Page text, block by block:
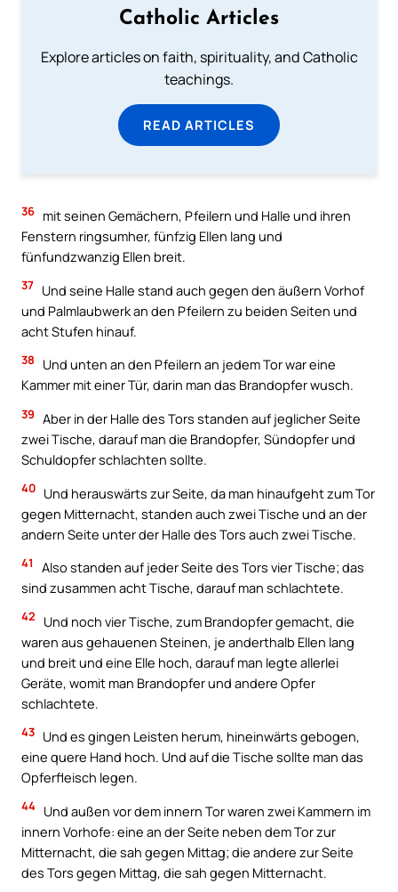
Catholic Articles
Explore articles on faith, spirituality, and Catholic
teachings.
READ ARTICLES
36 mit seinen Gemächern, Pfeilern und Halle und ihren
Fenstern ringsumher, fünfzig Ellen lang und
fünfundzwanzig Ellen breit.
37 Und seine Halle stand auch gegen den äußern Vorhof
und Palmlaubwerk an den Pfeilern zu beiden Seiten und
acht Stufen hinauf.
38
Und unten an den Pfeilern an jedem Tor war eine
Kammer mit einer Tür, darin man das Brandopfer wusch.
39 Aber in der Halle des Tors standen auf jeglicher Seite
zwei Tische, darauf man die Brandopfer, Sündopfer und
Schuldopfer schlachten sollte.
40 Und herauswärts zur Seite, da man hinaufgeht zum Tor
gegen Mitternacht, standen auch zwei Tische und an der
andern Seite unter der Halle des Tors auch zwei Tische.
41
Also standen auf jeder Seite des Tors vier Tische; das
sind zusammen acht Tische, darauf man schlachtete.
42
Und noch vier Tische, zum Brandopfer gemacht, die
waren aus gehauenen Steinen, je anderthalb Ellen lang
und breit und eine Elle hoch, darauf man legte allerlei
Geräte, womit man Brandopfer und andere Opfer
schlachtete.
43 Und es gingen Leisten herum, hineinwärts gebogen,
eine quere Hand hoch. Und auf die Tische sollte man das
Opferfleisch legen.
44 Und außen vor dem innern Tor waren zwei Kammern im
innern Vorhofe: eine an der Seite neben dem Tor zur
Mitternacht, die sah gegen Mittag; die andere zur Seite
des Tors gegen Mittag, die sah gegen Mitternacht.